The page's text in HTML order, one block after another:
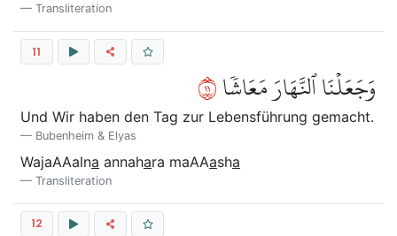
Transliteration
11
وَجَعَلۡنَا ٱلنَّهَارَ مَعَاشٗا١١
Und Wir haben den Tag zur Lebensführung gemacht.
Bubenheim & Elyas
WajaAAalna annahara maAAasha
Transliteration
12